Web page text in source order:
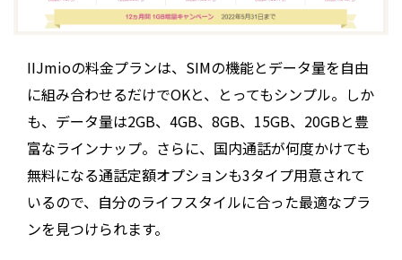
IIJmioの料金プランは、SIMの機能とデータ量を自由
に組み合わせるだけでOKと、とってもシンプル。しか
も、データ量は2GB、4GB、8GB、15GB、20GBと豊
富なラインナップ。さらに、国内通話が何度かけても
無料になる通話定額オプションも3タイプ用意されて
いるので、自分のライフスタイルに合った最適なプラ
ンを見つけられます。